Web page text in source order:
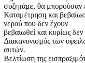
συζητάμε, θα μπορούσαν
Καταμέτρηση και
νερού που δεν έχουν
βεβαιωθεί και κυρίως
Διακανονισμός των
αυτών.
Βελτίωση της